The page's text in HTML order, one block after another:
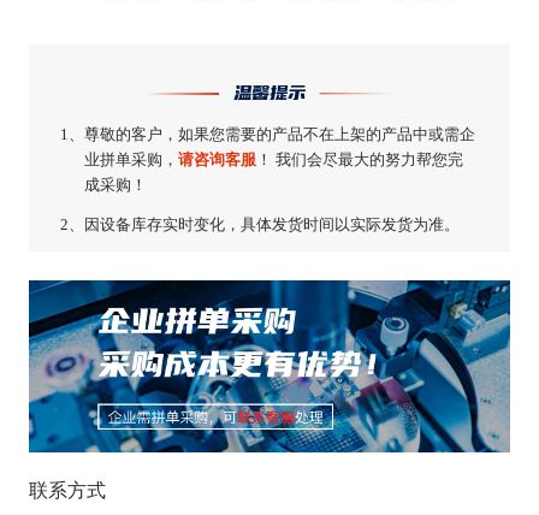
温馨提示
1、尊敬的客户，如果您需要的产品不在上架的产品中或需企
业拼单采购，请咨询客服 ！ 我们会尽最大的努力帮您完
成采购！
2、 因设备库存实时变化，具体发货时间以实际发货为准。
联系方式